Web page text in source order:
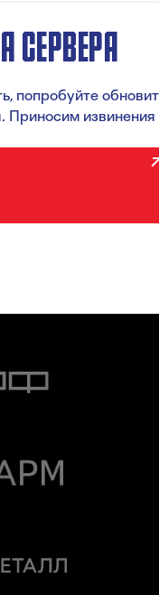
СЕРВЕРА
попробуйте
Приносим извинения